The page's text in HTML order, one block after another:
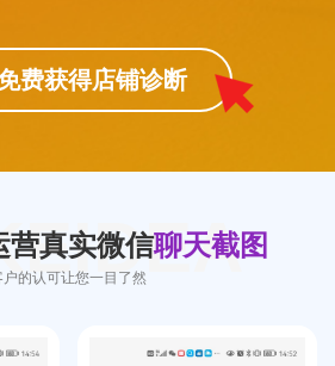
费获得店铺诊断
营真实微信聊天截图
户的认可让您一目了然